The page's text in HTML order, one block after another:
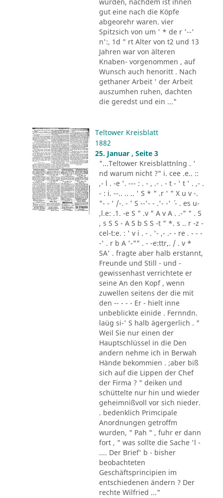
gut eine nach die Köpfe
abgeorehr waren. vier
Spitzsich von um ' * de r '--'
n':, 1d " rt Alter von t2 und 13
Jahren war von älteren
Knaben- vorgenommen , auf
Wunsch auch henoritt . Nach
gethaner Arbeit ' der Arbeit
auszumhen ruhen, dachten
die geredst und ein ..."
Teltower Kreisblatt
1882
25. Januar , Seite 3
"...Teltower Kreisblattnlng . '
nd warum nicht ?" i. cee .e.. ::
,- l . -e '. --- : . - , .- . - t - ' t ' . ,- .
- : i. --.. .. .. ' S * " .r ' " X u v -.
"- - ' /-. - ' S --'- - .'- -' ´ - . es u-
,l.e: .1. -e S " .v " A v A . .-" " . S
, s S S - A S b S S -t " *. s .. r -z -
cel-t:e. : ' v i . - . '- ,- .- - re . - - -
-' . r b A '-"" . - -e:ttr,. / . v *
SA' . fragte aber halb erstannt,
Freunde und Still - und -
gewissenhast verrichtete er
seine An den Kopf , wenn
zuwellen seitens der die mit
den -- - - - Er - hielt inne
unbeblickte einide . Fernndn.
laüg si-' S halb ägergerlich . "
Weil Sie nur einen der
Hauptschlüssel in die Den
andern nehme ich in Berwah
Hände bekommien . ;aber biß
sich auf die Lippen der Chef
der Firma ? " deiken und
schüttelte nur hin und wieder
geheimnißvoll vor sich nieder.
. bedenklich Primcipale
Anordnungen getroffm
wurden, " Pah " , fuhr er dann
fort , " was sollte die Sache 'l -
.... Der Brief' b - bisher
beobachteten
Geschäftsprincipien im
entschiedenen ändern ? Der
rechte Wilfried ..."